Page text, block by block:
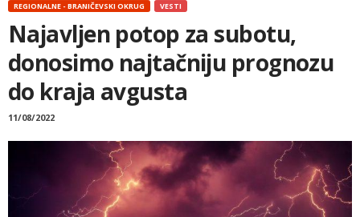
REGIONALNE - BRANIČEVSKI OKRUG VESTI
Najavljen potop za subotu,
donosimo najtačniju prognozu
do kraja avgusta
11/08/2022